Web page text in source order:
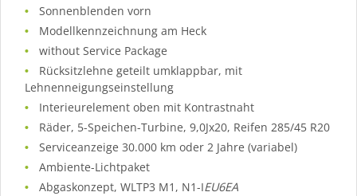
Sonnenblenden vorn
Modellkennzeichnung am Heck
without Service Package
Rücksitzlehne geteilt umklappbar, mit
Lehnenneigungseinstellung
Interieurelement oben mit Kontrastnaht
Räder, 5-Speichen-Turbine, 9,0Jx20, Reifen 285/45 R20
Serviceanzeige 30.000 km oder 2 Jahre (variabel)
Ambiente-Lichtpaket
Abgaskonzept, WLTP3 M1, N1-IEU6EA